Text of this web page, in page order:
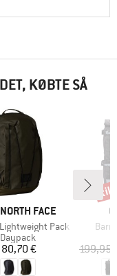
KØBTE SÅ
FACE
Pack
Produktgruppe
Daypack
Pris
80,70 € 199,95
til